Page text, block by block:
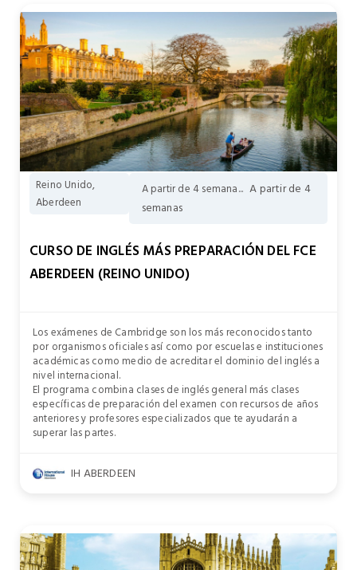
Reino Unido,
Aberdeen
A partir de 4 semana... A partir de 4
semanas
CURSO DE INGLÉS MÁS PREPARACIÓN DEL FCE
ABERDEEN (REINO UNIDO)
Los exámenes de Cambridge son los más reconocidos tanto
por organismos oficiales así como por escuelas e instituciones
académicas como medio de acreditar el dominio del inglés a
nivel internacional.
El programa combina clases de inglés general más clases
específicas de preparación del examen con recursos de años
anteriores y profesores especializados que te ayudarán a
superar las partes.
IH ABERDEEN